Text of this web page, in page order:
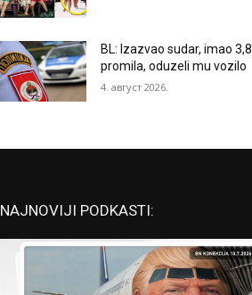
BL: Izazvao sudar, imao 3,8
promila, oduzeli mu vozilo
4. август 2026.
NAJNOVIJI PODKASTI: